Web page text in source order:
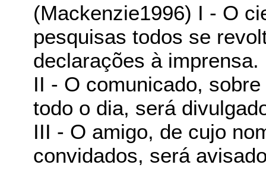
(Mackenzie1996) I - O
pesquisas todos se
declarações à imprensa.
II - O comunicado,
todo o dia, será
III - O amigo, de cujo
convidados, será